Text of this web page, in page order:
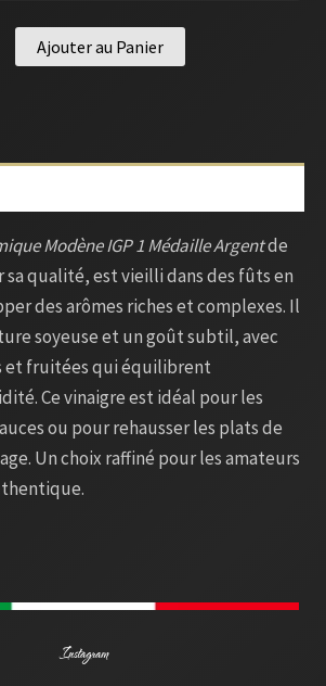
Ajouter au Panier
Modène IGP 1 Médaille Argentde
qualité, est vieilli dans des fûts en
des arômes riches et complexes. Il
soyeuse et un goût subtil, avec
et fruitées qui équilibrent
Ce vinaigre est idéal pour les
ou pour rehausser les plats de
Un choix raffiné pour les amateurs
Instagram